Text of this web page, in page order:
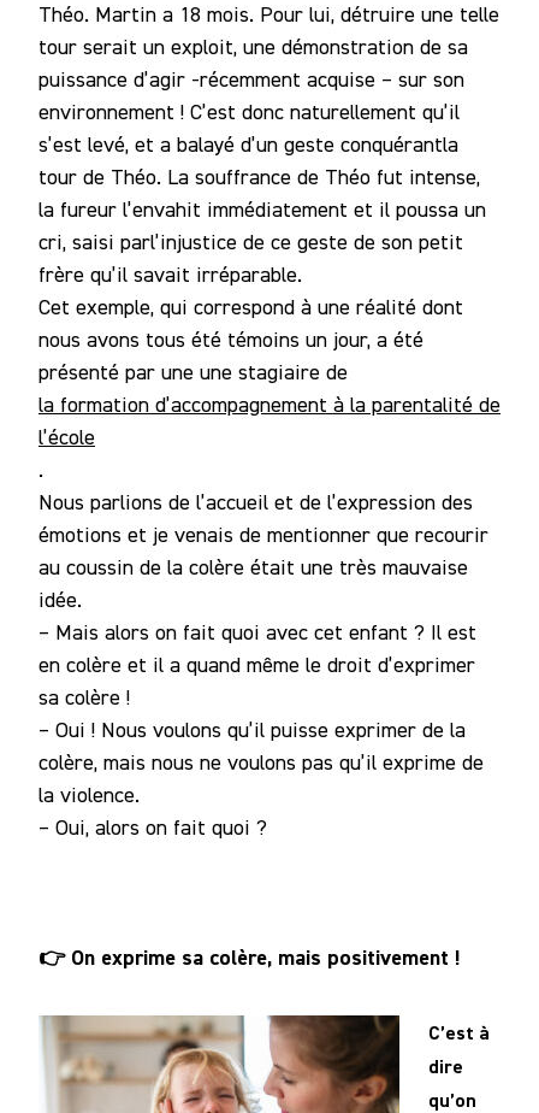
Théo. Martin a 18 mois. Pour lui, détruire une telle
tour serait un exploit, une démonstration de sa
puissance d’agir -récemment acquise – sur son
environnement ! C’est donc naturellement qu’il
s’est levé, et a balayé d’un geste conquérantla
tour de Théo. La souffrance de Théo fut intense,
la fureur l’envahit immédiatement et il poussa un
cri, saisi parl’injustice de ce geste de son petit
frère qu’il savait irréparable.
Cet exemple, qui correspond à une réalité dont
nous avons tous été témoins un jour, a été
présenté par une une stagiaire de
la formation d’accompagnement à la parentalité de
l’école
.
Nous parlions de l’accueil et de l’expression des
émotions et je venais de mentionner que recourir
au coussin de la colère était une très mauvaise
idée.
– Mais alors on fait quoi avec cet enfant ? Il est
en colère et il a quand même le droit d’exprimer
sa colère !
– Oui ! Nous voulons qu’il puisse exprimer de la
colère, mais nous ne voulons pas qu’il exprime de
la violence.
– Oui, alors on fait quoi ?
👉 On exprime sa colère, mais positivement !
C’est à
dire
qu’on